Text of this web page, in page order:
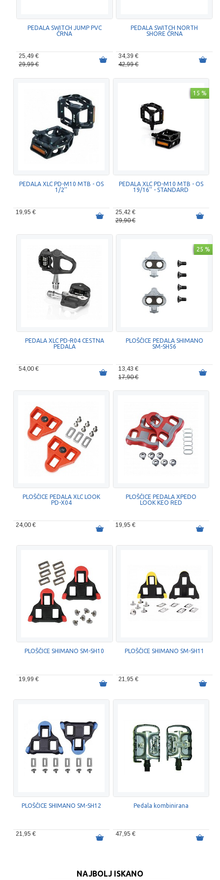
PEDALA SWITCH JUMP PVC
ČRNA
25,49 €
29,99 €
PEDALA SWITCH NORTH
SHORE ČRNA
34,39 €
42,99 €
PEDALA XLC PD-M10 MTB - OS
1/2''
19,95 €
15 %
PEDALA XLC PD-M10 MTB - OS
19/16'' - STANDARD
25,42 €
29,90 €
PEDALA XLC PD-R04 CESTNA
PEDALA
54,00 €
25 %
PLOŠČICE PEDALA SHIMANO
SM-SH56
13,43 €
17,90 €
PLOŠČICE PEDALA XLC LOOK
PD-X04
24,00 €
PLOŠČICE PEDALA XPEDO
LOOK KEO RED
19,95 €
PLOŠČICE SHIMANO SM-SH10
19,99 €
PLOŠČICE SHIMANO SM-SH11
21,95 €
PLOŠČICE SHIMANO SM-SH12
21,95 €
Pedala kombinirana
47,95 €
NAJBOLJ ISKANO